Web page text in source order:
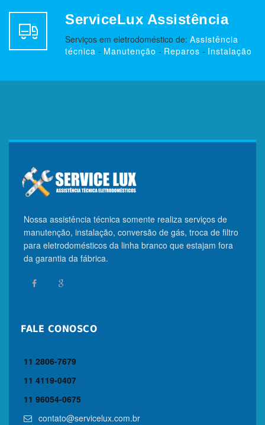
ServiceLux Assistência
Serviços em eletrodoméstico de: Assistência
técnica - Manutenção - Reparos - Instalação
Nossa assistência técnica somente realiza serviços de
manutenção, instalação, conversão de gás, troca de filtro
para eletrodomésticos da linha branco que estajam fora
da garantia da fábrica.
FALE CONOSCO
11 2806-7679
11 4119-0407
11 96054-0675
contato@servicelux.com.br